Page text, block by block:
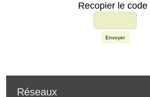
Recopier le code
Envoyer
Réseaux